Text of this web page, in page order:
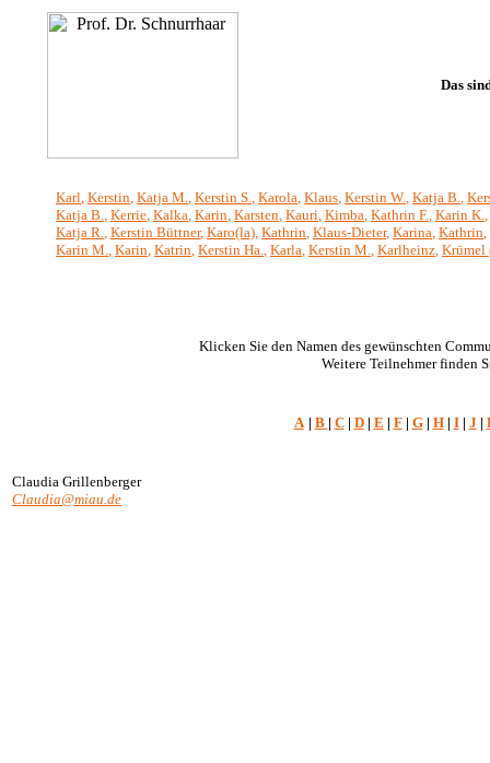
Das
Karl, Kerstin, Katja M., Kerstin S., Karola, Klaus, Kerstin W., Katja B.,
Katja B., Kerrie, Kalka, Karin, Karsten, Kauri, Kimba, Kathrin F., Karin K.,
Katja R., Kerstin Büttner, Karo(la), Kathrin, Klaus-Dieter, Karina, Kathrin,
Karin M., Karin, Katrin, Kerstin Ha., Karla, Kerstin M., Karlheinz, Krümel
Klicken Sie den Namen des gewünschten
Weitere Teilnehmer finden
A | B | C| D| E | F| G| H| I| J |
Claudia Grillenberger
Claudia@miau.de